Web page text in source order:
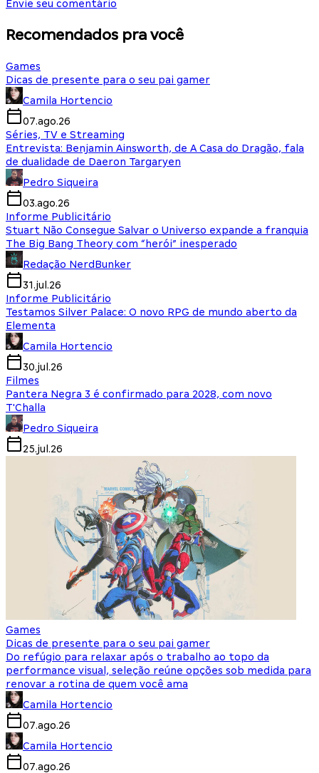
Envie seu comentário
Recomendados pra você
Games
Dicas de presente para o seu pai gamer
Camila Hortencio
07.ago.26
Séries, TV e Streaming
Entrevista: Benjamin Ainsworth, de A Casa do Dragão, fala
de dualidade de Daeron Targaryen
Pedro Siqueira
03.ago.26
Informe Publicitário
Stuart Não Consegue Salvar o Universo expande a franquia
The Big Bang Theory com “herói” inesperado
Redação NerdBunker
31.jul.26
Informe Publicitário
Testamos Silver Palace: O novo RPG de mundo aberto da
Elementa
Camila Hortencio
30.jul.26
Filmes
Pantera Negra 3 é confirmado para 2028, com novo
T'Challa
Pedro Siqueira
25.jul.26
Games
Dicas de presente para o seu pai gamer
Do refúgio para relaxar após o trabalho ao topo da
performance visual, seleção reúne opções sob medida para
renovar a rotina de quem você ama
Camila Hortencio
07.ago.26
Camila Hortencio
07.ago.26